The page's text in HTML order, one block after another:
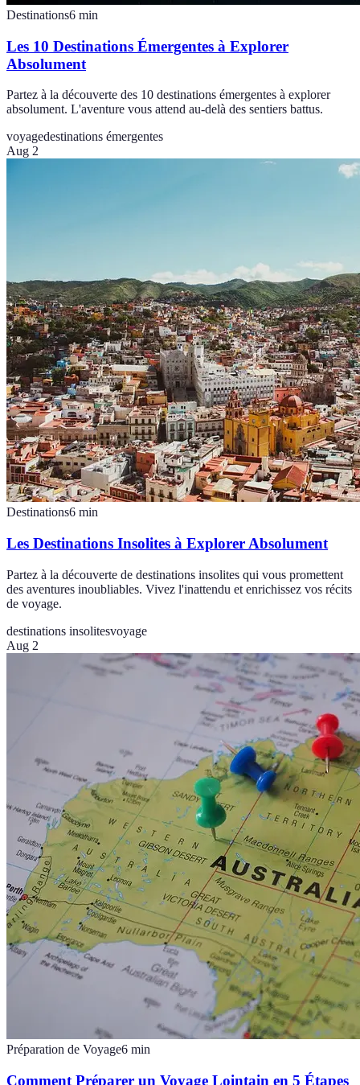
Destinations6 min
Les 10 Destinations Émergentes à Explorer
Absolument
Partez à la découverte des 10 destinations émergentes à explorer
absolument. L'aventure vous attend au-delà des sentiers battus.
voyagedestinations émergentes
Aug 2
Destinations6 min
Les Destinations Insolites à Explorer Absolument
Partez à la découverte de destinations insolites qui vous promettent
des aventures inoubliables. Vivez l'inattendu et enrichissez vos récits
de voyage.
destinations insolitesvoyage
Aug 2
Préparation de Voyage6 min
Comment Préparer un Voyage Lointain en 5 Étapes